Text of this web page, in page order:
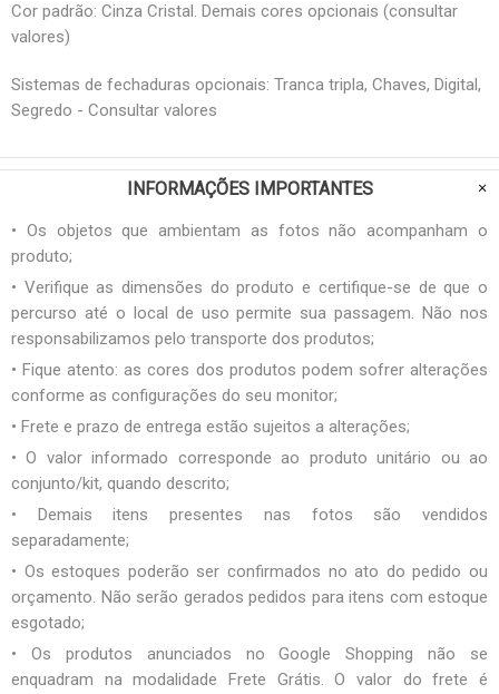
Cor padrão: Cinza Cristal. Demais cores opcionais (consultar
valores)
Sistemas de fechaduras opcionais: Tranca tripla, Chaves, Digital,
Segredo - Consultar valores
INFORMAÇÕES IMPORTANTES
• Os objetos que ambientam as fotos não acompanham o
produto;
• Verifique as dimensões do produto e certifique-se de que o
percurso até o local de uso permite sua passagem. Não nos
responsabilizamos pelo transporte dos produtos;
• Fique atento: as cores dos produtos podem sofrer alterações
conforme as configurações do seu monitor;
• Frete e prazo de entrega estão sujeitos a alterações;
• O valor informado corresponde ao produto unitário ou ao
conjunto/kit, quando descrito;
• Demais itens presentes nas fotos são vendidos
separadamente;
• Os estoques poderão ser confirmados no ato do pedido ou
orçamento. Não serão gerados pedidos para itens com estoque
esgotado;
• Os produtos anunciados no Google Shopping não se
enquadram na modalidade Frete Grátis. O valor do frete é